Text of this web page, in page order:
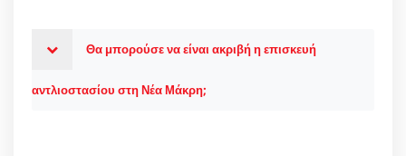
Θα μπορούσε να είναι ακριβή η επισκευή
αντλιοστασίου στη Νέα Μάκρη;